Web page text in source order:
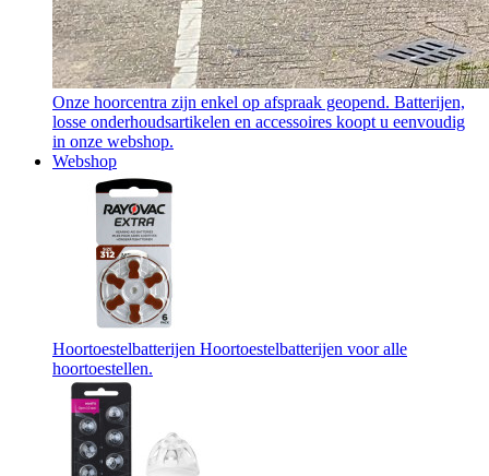
Onze hoorcentra zijn enkel op afspraak geopend. Batterijen,
losse onderhoudsartikelen en accessoires koopt u eenvoudig
in onze webshop.
Webshop
Hoortoestelbatterijen Hoortoestelbatterijen voor alle
hoortoestellen.